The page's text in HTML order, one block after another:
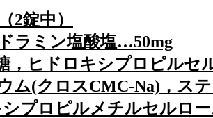
2錠中）
ラミン塩酸塩…50mg
，ヒドロキシプロピルセ
ム(クロスCMC-Na)，ス
プロピルメチルセルロ